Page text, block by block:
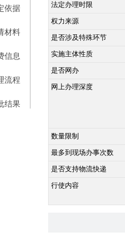
依据
材料
信息
流程
结果
法定办理时限
权力来源
是否涉及特殊环节
实施主体性质
是否网办
网上办理深度
数量限制
最多到现场办事次数
是否支持物流快递
行使内容